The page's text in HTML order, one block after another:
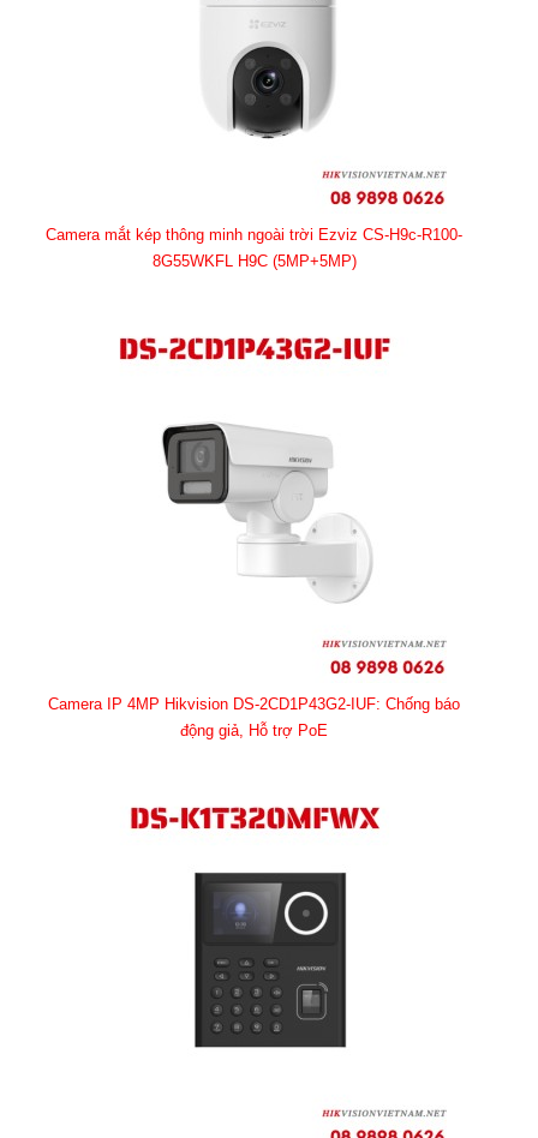
Camera mắt kép thông minh ngoài trời Ezviz CS-H9c-R100-
8G55WKFL H9C (5MP+5MP)
Camera IP 4MP Hikvision DS-2CD1P43G2-IUF: Chống báo
động giả, Hỗ trợ PoE